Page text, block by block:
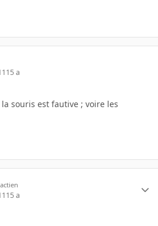
15 a
souris est fautive ; voire les
15 a